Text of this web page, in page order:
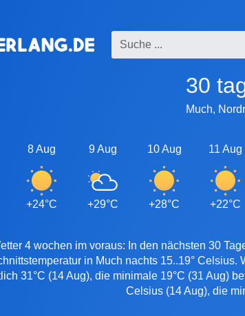
30
Much,
8 Aug
+24°C
9 Aug
+29°C
10 Aug
+28°C
11 Aug
+22°C
4 wochen im voraus: In den nächsten 30
in Much nachts 15..19°
31°C (14 Aug), die minimale 19°C (31 Aug)
Celsius (14 Aug), die